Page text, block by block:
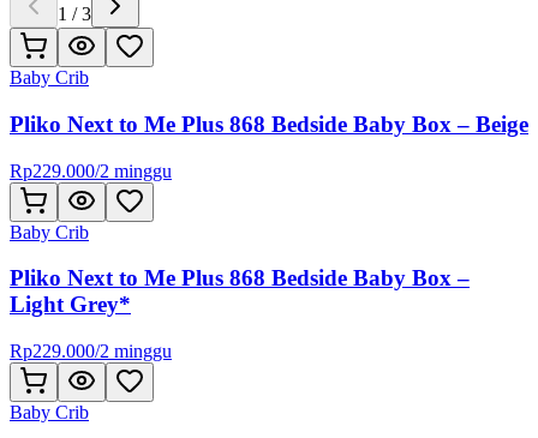
1 /3
Baby Crib
Pliko Next to Me Plus 868 Bedside Baby Box – Beige
Rp229.000/2 minggu
Baby Crib
Pliko Next to Me Plus 868 Bedside Baby Box –
Light Grey*
Rp229.000/2 minggu
Baby Crib